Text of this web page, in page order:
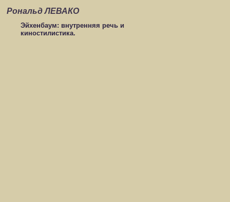
Рональд ЛЕВАКО
Эйхенбаум: внутренняя речь и
киностилистика.